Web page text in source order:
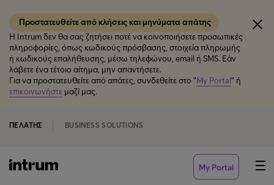
Προστατευθείτε από κλήσεις και μηνύματα απάτης
Η Intrum δεν θα σας ζητήσει ποτέ να κοινοποιήσετε προσωπικές
πληροφορίες, όπως κωδικούς πρόσβασης, στοιχεία πληρωμής
ή κωδικούς επαλήθευσης, μέσω τηλεφώνου, email ή SMS. Εάν
λάβετε ένα τέτοιο αίτημα, μην απαντήσετε.
Για να προστατευθείτε από απάτες, συνδεθείτε στο "My Portal" ή
επικοινωνήστε μαζί μας.
ΠΕΛΆΤΗΣ BUSINESS SOLUTIONS
My Portal